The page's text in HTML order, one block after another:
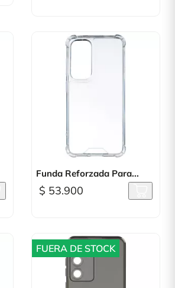
Vista rápida
Funda Reforzada Para...
$ 53.900
FUERA DE STOCK